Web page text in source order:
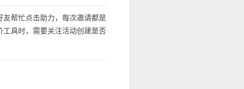
帮忙点击助力，每次邀请都是
具时，需要关注活动创建是否